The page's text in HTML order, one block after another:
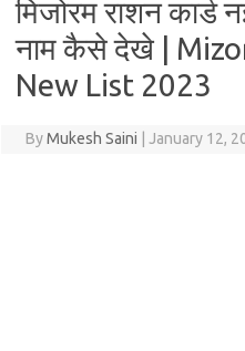
मिजोरम राशन
नाम कैसे देखे |
New List 2023
ByMukesh Saini January 12,